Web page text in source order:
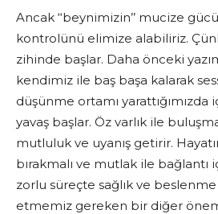
Ancak ‘‘beynimizin’’ mucize
kontrolünü elimize alabiliriz.
zihinde başlar. Daha önceki
kendimiz ile baş başa kalarak
düşünme ortamı yarattığımızda
yavaş başlar. Öz varlık ile
mutluluk ve uyanış getirir.
bırakmalı ve mutlak ile bağlantı
zorlu süreçte sağlık ve
etmemiz gereken bir diğer